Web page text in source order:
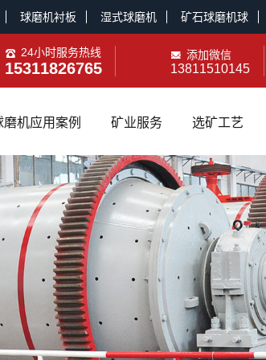
球磨机衬板 湿式球磨机 矿石球磨机球
24小时服务热线
15311826765
添加微信
13811510145
磨机应用案例 矿业服务 选矿工艺